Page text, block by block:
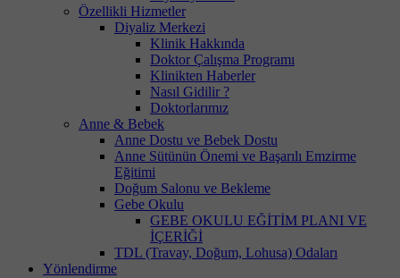
Özellikli Hizmetler
Diyaliz Merkezi
Klinik Hakkında
Doktor Çalışma Programı
Klinikten Haberler
Nasıl Gidilir ?
Doktorlarımız
Anne & Bebek
Anne Dostu ve Bebek Dostu
Anne Sütünün Önemi ve Başarılı Emzirme
Eğitimi
Doğum Salonu ve Bekleme
Gebe Okulu
GEBE OKULU EĞİTİM PLANI VE
İÇERİĞİ
TDL (Travay, Doğum, Lohusa) Odaları
Yönlendirme